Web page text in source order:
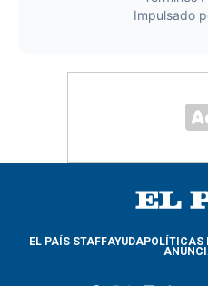
EL PAÍS STAFFAYUDAPOLÍTICAS